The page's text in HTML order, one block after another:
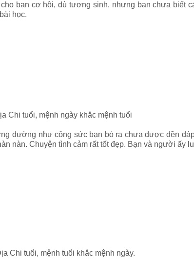
bạn cơ hội, dù tương sinh, nhưng bạn chưa biết
học.
Chi tuổi, mệnh ngày khắc mệnh tuổi
dường như công sức bạn bỏ ra chưa được đền
nàn. Chuyện tình cảm rất tốt đẹp. Bạn và người ấy
Chi tuổi, mệnh tuổi khắc mệnh ngày.